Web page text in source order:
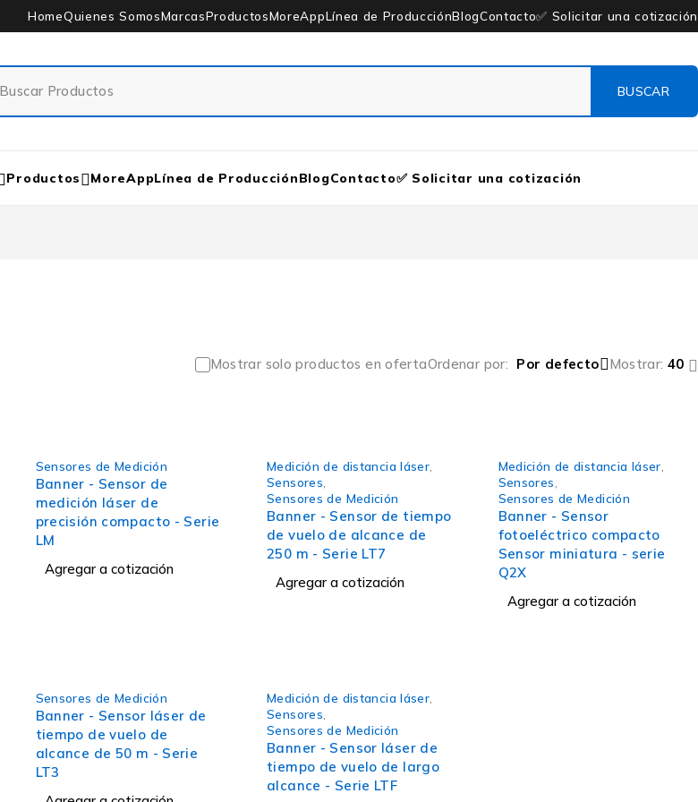
HomeQuienes SomosMarcasProductosMoreAppLínea de ProducciónBlogContacto✅ Solicitar una cotización
Productos MoreAppLínea de ProducciónBlogContacto✅ Solicitar una cotización
Mostrar solo productos en ofertaOrdenar por Por defecto Mostrar: 40
Sensores de Medición
Banner - Sensor de
medición láser de
precisión compacto - Serie
LM
Agregar a cotización
Medición de distancia láser
Sensores
Sensores de Medición
Banner - Sensor de tiempo
de vuelo de alcance de
250 m - Serie LT7
Agregar a cotización
Medición de distancia láser
Sensores
Sensores de Medición
Banner - Sensor
fotoeléctrico compacto
Sensor miniatura - serie
Q2X
Agregar a cotización
Sensores de Medición
Banner - Sensor láser de
tiempo de vuelo de
alcance de 50 m - Serie
LT3
Medición de distancia láser
Sensores
Sensores de Medición
Banner - Sensor láser de
tiempo de vuelo de largo
alcance - Serie LTF